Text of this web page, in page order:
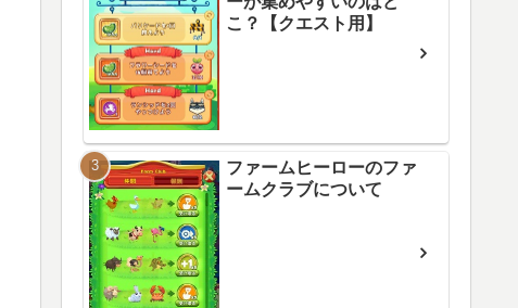
こ？【クエスト用】
ファームヒーローのファ
ームクラブについて